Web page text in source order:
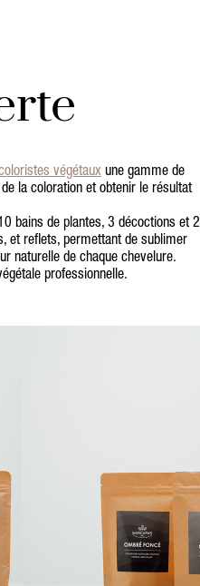
végétaux une gamme de
la coloration et obtenir le résultat
bains de plantes, 3 décoctions et 2
et reflets, permettant de sublimer
naturelle de chaque chevelure.
professionnelle.